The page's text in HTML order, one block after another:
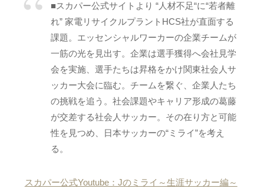
■スカパー公式サイトより “人材不足“に“若者離
れ” 家電リサイクルプラントHCS社が直面する
課題。エッセンシャルワーカーの企業チームが
一筋の光を見出す。企業は選手獲得へ会社見学
会を実施、選手たちは昇格をかけ関東社会人サ
ッカー大会に臨む。チームを繋ぐ、企業人たち
の挑戦を追う。社会課題やキャリア形成の葛藤
が交差する社会人サッカー。その在り方と可能
性を見つめ、日本サッカーの“ミライ”を考え
る。
スカパー公式Youtube：Jのミライ～生涯サッカー編～